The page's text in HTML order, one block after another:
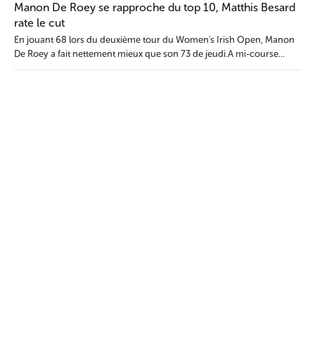
Manon De Roey se rapproche du top 10, Matthis Besard
rate le cut
En jouant 68 lors du deuxième tour du Women's Irish Open, Manon
De Roey a fait nettement mieux que son 73 de jeudi.A mi-course...